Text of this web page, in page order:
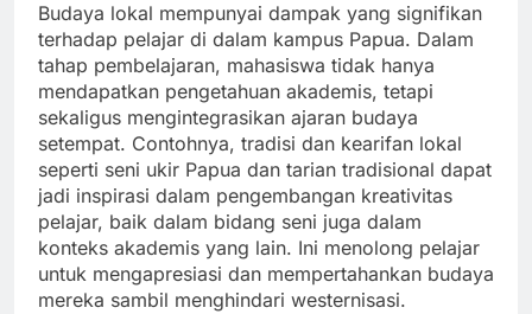
Budaya lokal mempunyai dampak yang signifikan
terhadap pelajar di dalam kampus Papua. Dalam
tahap pembelajaran, mahasiswa tidak hanya
mendapatkan pengetahuan akademis, tetapi
sekaligus mengintegrasikan ajaran budaya
setempat. Contohnya, tradisi dan kearifan lokal
seperti seni ukir Papua dan tarian tradisional dapat
jadi inspirasi dalam pengembangan kreativitas
pelajar, baik dalam bidang seni juga dalam
konteks akademis yang lain. Ini menolong pelajar
untuk mengapresiasi dan mempertahankan budaya
mereka sambil menghindari westernisasi.